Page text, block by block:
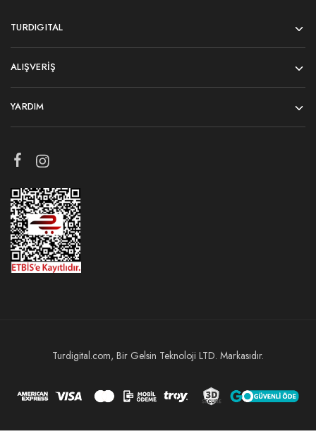
TURDIGITAL
ALIŞVERIŞ
YARDIM
Turdigital.com, Bir Gelsin Teknoloji LTD. Markasıdır.